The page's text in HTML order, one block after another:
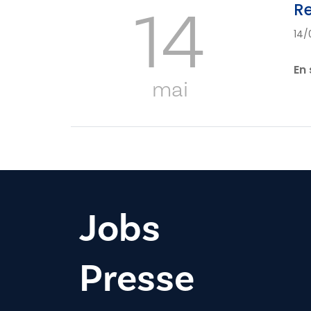
14
mai
14/
Jobs
Presse